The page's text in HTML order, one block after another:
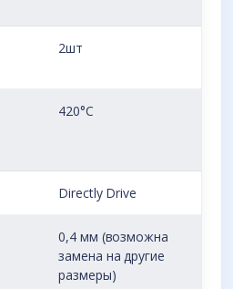
2шт
420°C
Directly Drive
0,4 мм (возможна
замена на другие
размеры)